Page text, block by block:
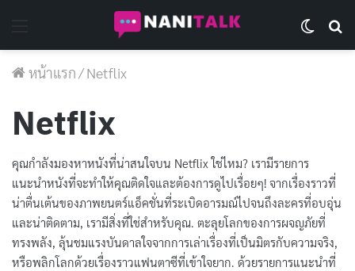
หน้าแรก/Netflix
Netflix
คุณกำลังมองหาหนังที่น่าสนใจบน Netflix ใช่ไหม? เรามีรายการ
แนะนำหนังที่จะทำให้คุณติดใจและต้องการดูไปเรื่อยๆ! จากเรื่องราวที่
น่าตื่นเต้นของภาพยนตร์แอ็คชั่นที่ระเบิดอารมณ์ไปจนถึงละครที่อบอุ่น
และน่าติดตาม, เรามีสิ่งที่ใช่สำหรับคุณ. ตะลุยโลกของการผจญภัยที่
ทรงพลัง, ลุ้นชมแรงบันดาลใจจากการเล่าเรื่องที่เป็นมิตรกับความจริง,
หรือพลิกโลกด้วยเรื่องราวแฟนตาซีที่เข้าใจยาก. ด้วยรายการแนะนำที่